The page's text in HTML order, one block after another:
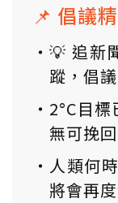
📌 倡議
💡 追新
蹤，倡
2°C目
無可挽回
人類何
將會再